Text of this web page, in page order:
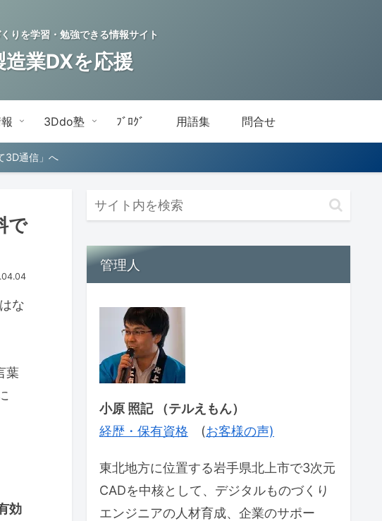
りを学習・勉強できる情報サイト
業DXを応援
3Ddo塾 ﾌﾞﾛｸﾞ 用語集 問合せ
3D通信」へ
で
な
葉
効
管理人
小原 照記 （テルえもん）
経歴・保有資格 (お客様の声)
東北地方に位置する岩手県北上市で3次元
CADを中核として、デジタルものづくり
エンジニアの人材育成、企業のサポー